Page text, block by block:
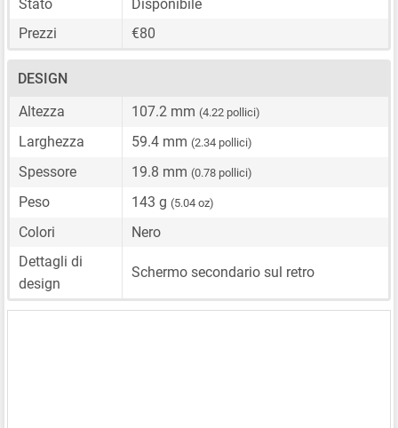
Stato
Disponibile
Prezzi
€80
DESIGN
Altezza
107.2 mm (4.22 pollici)
Larghezza 59.4 mm (2.34 pollici)
Spessore 19.8 mm (0.78 pollici)
Peso 143 g (5.04 oz)
Colori
Nero
Dettagli di
design
Schermo secondario sul retro